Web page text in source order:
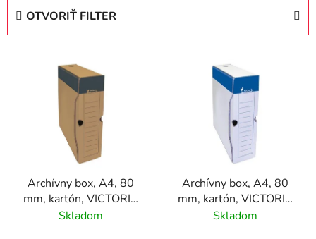
OTVORIŤ FILTER
Archívny box, A4, 80
mm, kartón, VICTORIA
OFFICE, prírodný
Skladom
Archívny box, A4, 80
mm, kartón, VICTORIA
OFFICE, biely
Skladom